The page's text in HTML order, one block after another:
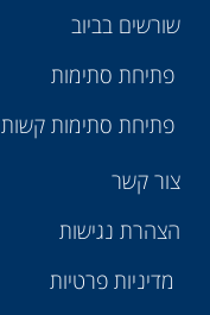
שורשים בביוב
פתיחת סתימות
פתיחת סתימות קשות
צור קשר
הצהרת נגישות
מדיניות פרטיות